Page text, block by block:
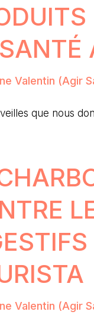
Valentin (Agir
que nous
Valentin (Agir